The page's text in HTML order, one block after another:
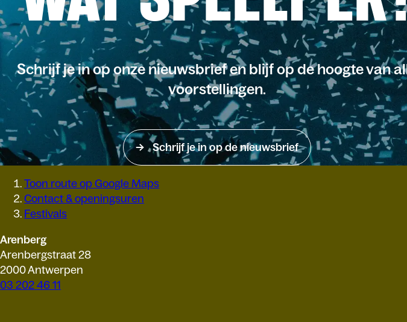
Schrijf je in op onze nieuwsbrief en blijf op de hoogte van
voorstellingen.
Schrijf je in op de nieuwsbrief
Toon route op Google Maps
Contact & openingsuren
Festivals
Arenberg
Arenbergstraat 28
2000 Antwerpen
03 202 46 11